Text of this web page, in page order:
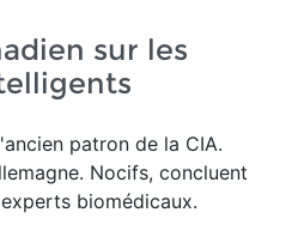
sur les
patron de la CIA.
Nocifs, concluent
biomédicaux.